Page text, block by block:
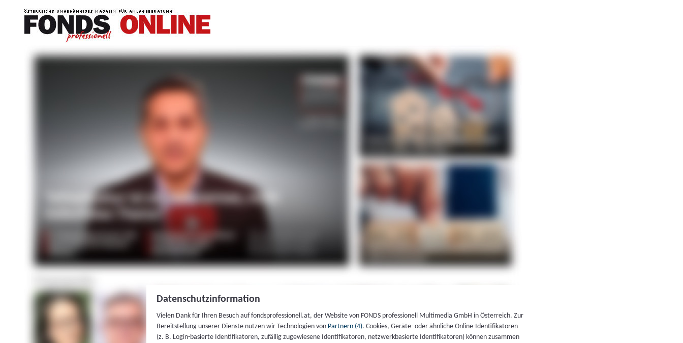
Datenschutzinformation
Vielen Dank für Ihren Besuch auf fondsprofessionell.at, der Website von FONDS professionell Multimedia GmbH in Österreich. Zur
Bereitstellung unserer Dienste nutzen wir Technologien von Partnern (4). Cookies, Geräte- oder ähnliche Online-Identifikatoren
(z. B. Login-basierte Identifikatoren, zufällig zugewiesene Identifikatoren, netzwerkbasierte Identifikatoren) können zusammen